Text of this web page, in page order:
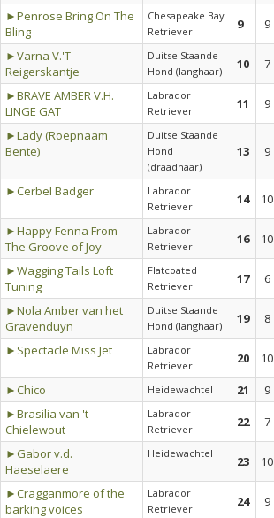
►Penrose Bring On The
Bling
Chesapeake Bay
Retriever
9 9
►Varna V.'T
Reigerskantje
Duitse Staande
Hond (langhaar)
10 7
►BRAVE AMBER V.H.
LINGE GAT
Labrador
Retriever
11 9
►Lady (Roepnaam
Bente)
Duitse Staande
Hond
(draadhaar)
13 9
►Cerbel Badger
Labrador
Retriever
14 10
►Happy Fenna From
The Groove of Joy
Labrador
Retriever
16 10
►Wagging Tails Loft
Tuning
Flatcoated
Retriever
17 6
►Nola Amber van het
Gravenduyn
Duitse Staande
Hond (langhaar)
19 8
►Spectacle Miss Jet
Labrador
Retriever
20 10
►Chico
Heidewachtel 21 9
►Brasilia van 't
Chielewout
Labrador
Retriever
22 7
►Gabor v.d.
Haeselaere
Heidewachtel
23 10
►Cragganmore of the
barking voices
Labrador
Retriever
24 9